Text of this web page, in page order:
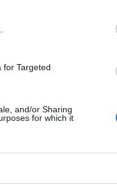
for Targeted
and/or Sharing
for which it
πολυκατοικία
προληπτικά
στοιχεία άφησε πίσω
πυρκαγιά στην
τραγικά
εσωστρέφεια και
άρπαξαν μεγάλο
άρπαξαν